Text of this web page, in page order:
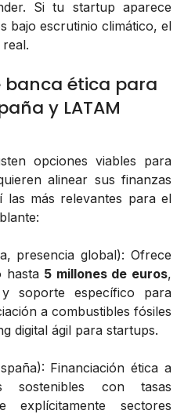
Si tu startup aparece
bajo escrutinio climático, el
ética para
y LATAM
opciones viables para
alinear sus finanzas
las más relevantes para el
presencia global): Ofrece
hasta 5 millones de euros,
soporte específico para
a combustibles fósiles
digital ágil para startups.
Financiación ética a
sostenibles con tasas
explícitamente sectores